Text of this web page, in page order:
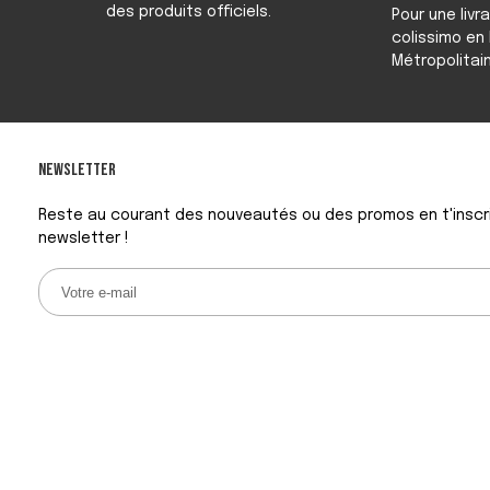
des produits officiels.
Pour une
colissimo en
Newsletter
Reste au courant des nouveautés ou des promos en
newsletter !